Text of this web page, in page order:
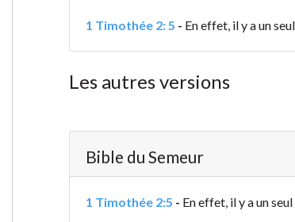
1 Timothée 2: 5 - En effet, il y a un
Les autres versions
Bible du Semeur
1 Timothée 2:5 - En effet, il y a un